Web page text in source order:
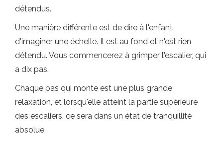
détendus.
Une manière différente est de dire à l'enfant
d'imaginer une échelle. Il est au fond et n'est rien
détendu. Vous commencerez à grimper l'escalier, qui
a dix pas.
Chaque pas qui monte est une plus grande
relaxation, et lorsqu'elle atteint la partie supérieure
des escaliers, ce sera dans un état de tranquillité
absolue.